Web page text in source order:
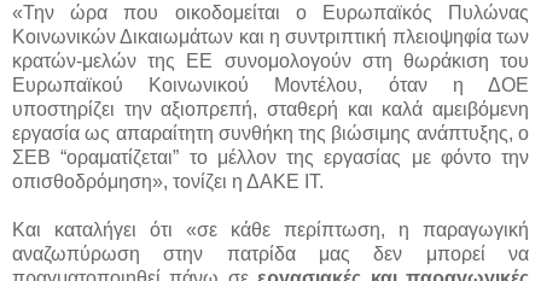
«Την ώρα που οικοδομείται ο Ευρωπαϊκός Πυλώνας
Κοινωνικών Δικαιωμάτων και η συντριπτική πλειοψηφία των
κρατών-μελών της ΕΕ συνομολογούν στη θωράκιση του
Ευρωπαϊκού Κοινωνικού Μοντέλου, όταν η ΔΟΕ
υποστηρίζει την αξιοπρεπή, σταθερή και καλά αμειβόμενη
εργασία ως απαραίτητη συνθήκη της βιώσιμης ανάπτυξης, ο
ΣΕΒ “οραματίζεται” το μέλλον της εργασίας με φόντο την
οπισθοδρόμηση», τονίζει η ΔΑΚΕ ΙΤ.
Και καταλήγει ότι «σε κάθε περίπτωση, η παραγωγική
αναζωπύρωση στην πατρίδα μας δεν μπορεί να